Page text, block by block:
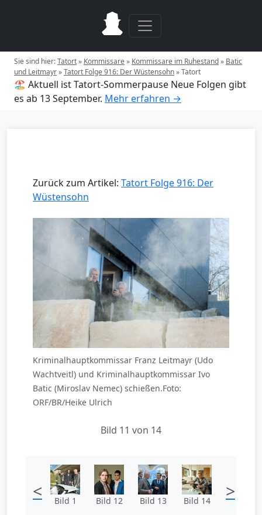
Sie sind hier:Tatort» Kommissare» Kommissare im Ruhestand» Batic
und Leitmayr»Tatort Folge 916: Der Wüstensohn»Tatort
🏖️ Aktuell ist Tatort-Sommerpause Neue Folgen gibt
es ab 13 September. Mehr erfahren →
Zurück zum Artikel: Tatort Folge 916: Der
Wüstensohn
Kriminalhauptkommissar Franz Leitmayr (Udo
Wachtveitl) und Kriminalhauptkommissar Ivo
Batic (Miroslav Nemec) schießen.Foto:
ORF/BR/Heike Ulrich
Bild 11 von 14
< Bild 1 Bild 12 Bild 13 Bild 14 >